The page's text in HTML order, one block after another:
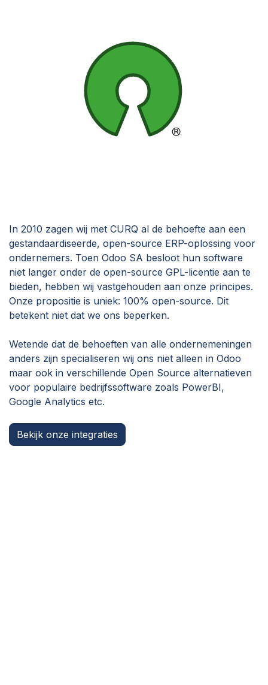
In 2010 zagen wij met CURQ al de behoefte aan een
gestandaardiseerde, open-source ERP-oplossing voor
ondernemers. Toen Odoo SA besloot hun software
niet langer onder de open-source GPL-licentie aan te
bieden, hebben wij vastgehouden aan onze principes.
Onze propositie is uniek: 100% open-source. Dit
betekent niet dat we ons beperken.
Wetende dat de behoeften van alle ondernemeningen
anders zijn specialiseren wij ons niet alleen in Odoo
maar ook in verschillende Open Source alternatieven
voor populaire bedrijfssoftware zoals PowerBI,
Google Analytics etc.
Bekijk onze integraties